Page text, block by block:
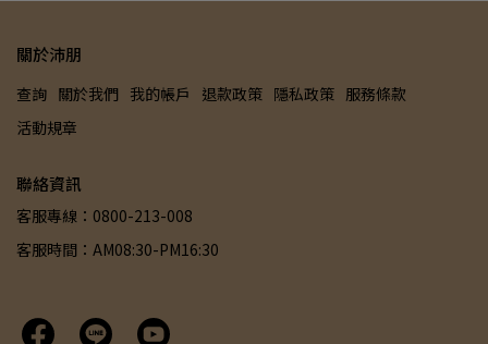
關於沛朋
查詢 關於我們 我的帳戶 退款政策 隱私政策 服務條款
活動規章
聯絡資訊
客服專線：0800-213-008
客服時間：AM08:30-PM16:30